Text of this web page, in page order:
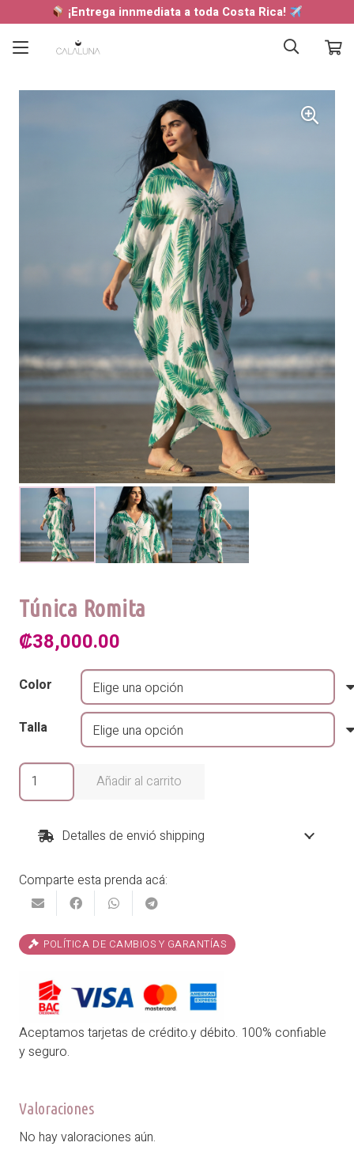
¡Entrega innmediata a toda Costa Rica!
Túnica Romita
₡38,000.00
Color
Talla
Túnica
Romita
Añadir al carrito
Detalles de envió shipping
Comparte esta prenda acá:
POLÍTICA DE CAMBIOS Y GARANTÍAS
Aceptamos tarjetas de crédito.y débito. 100% confiable
y seguro.
Valoraciones
No hay valoraciones aún.